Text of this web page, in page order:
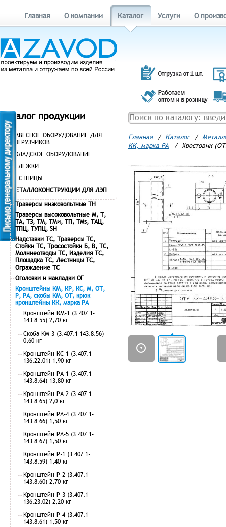
Главная О компании Каталог Услуги О
Каталог продукции
НАВЕСНОЕ ОБОРУДОВАНИЕ ДЛЯ
ПОГРУЗЧИКОВ
СКЛАДСКОЕ ОБОРУДОВАНИЕ
ТЕЛЕЖКИ
ЛЕСТНИЦЫ
МЕТАЛЛОКОНСТРУКЦИИ ДЛЯ ЛЭП
Траверсы низковольтные ТН
Траверсы высоковольтные М, Т,
ТА, ТЗ, ТМ, ТМи, ТП, ТМs, ТАЦ,
ТПЦ, ТУПЦ, SH
Надставки ТС, Траверсы ТС,
Стойки ТС, Тросостойки Б, В, ТС,
Молниеотводы ТС, Изделия ТС,
Площадка ТС, Лестницы ТС,
Ограждение ТС
Оголовки и накладки ОГ
Кронштейны КМ, КР, КС, М, ОТ,
Р, РА, скобы КМ, ОТ, крюк
кронштейны КК, марка РА
Кронштейн КМ-1 (3.407.1-
143.8.55) 2,70 кг
Скоба КМ-3 (3.407.1-143.8.56)
0,60 кг
Кронштейн КС-1 (3.407.1-
136.22.01) 1,90 кг
Кронштейн РА-1 (3.407.1-
143.8.64) 13,80 кг
Кронштейн РА-2 (3.407.1-
143.8.65) 2,0 кг
Кронштейн РА-4 (3.407.1-
143.8.66) 1,50 кг
Кронштейн РА-5 (3.407.1-
143.8.67) 1,50 кг
Кронштейн Р-1 (3.407.1-
143.8.59) 1,40 кг
Кронштейн Р-2 (3.407.1-
143.8.60) 2,70 кг
Кронштейн Р-3 (3.407.1-
136.23.02) 2,20 кг
Кронштейн Р-4 (3.407.1-
143.8.61) 1,50 кг
Главная / Каталог /
КК, марка РА
/ Хвостовик